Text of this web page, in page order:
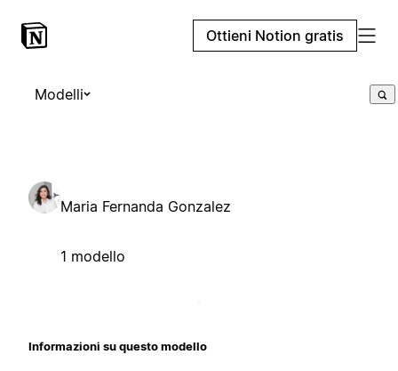
Ottieni Notion gratis
Modelli
Maria Fernanda Gonzalez
1 modello
Informazioni su questo modello